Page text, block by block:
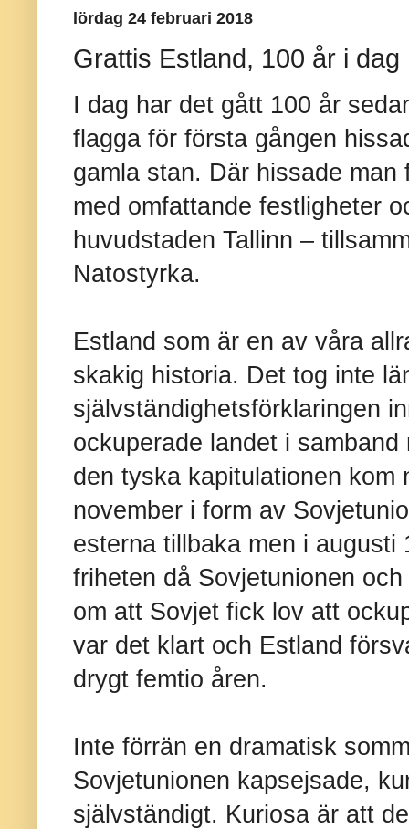
lördag 24 februari 2018
Grattis Estland, 100 år i dag
I dag har det gått 100 år
flagga för första gången
gamla stan. Där hissade
med omfattande festligheter
huvudstaden Tallinn –
Natostyrka.
Estland som är en av våra
skakig historia. Det tog inte
självständighetsförklaringen
ockuperade landet i
den tyska kapitulationen kom
november i form av
esterna tillbaka men i augusti
friheten då Sovjetunionen
om att Sovjet fick lov att
var det klart och Estland
drygt femtio åren.
Inte förrän en dramatisk
Sovjetunionen kapsejsade,
självständigt. Kuriosa är att